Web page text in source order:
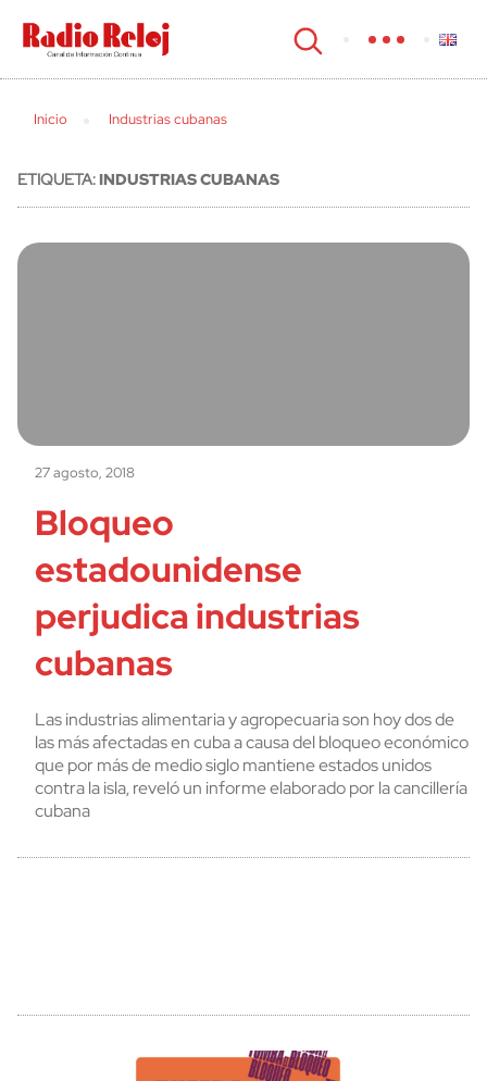
cerrar
Inicio Industrias cubanas
ETIQUETA:INDUSTRIAS CUBANAS
27 agosto, 2018
Bloqueo
estadounidense
perjudica industrias
cubanas
Las industrias alimentaria y agropecuaria son hoy dos de
las más afectadas en cuba a causa del bloqueo económico
que por más de medio siglo mantiene estados unidos
contra la isla, reveló un informe elaborado por la cancillería
cubana